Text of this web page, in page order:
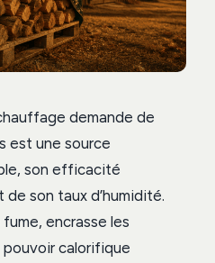
demande de
est une source
son efficacité
son taux d’humidité.
encrasse les
calorifique